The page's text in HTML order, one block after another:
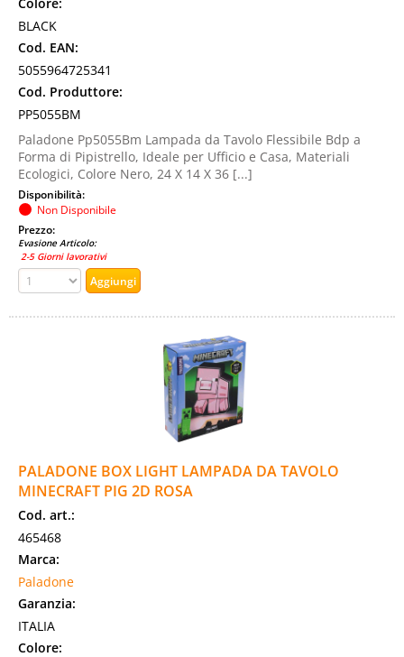
BLACK
Cod. EAN:
5055964725341
Cod. Produttore:
PP5055BM
Paladone Pp5055Bm Lampada da Tavolo Flessibile Bdp a
Forma di Pipistrello, Ideale per Ufficio e Casa, Materiali
Ecologici, Colore Nero, 24 X 14 X 36 [...]
Disponibilità:
Non Disponibile
Prezzo:
Evasione Articolo:
2-5 Giorni lavorativi
PALADONE BOX LIGHT LAMPADA DA TAVOLO
MINECRAFT PIG 2D ROSA
Cod. art.:
465468
Marca:
Paladone
Garanzia:
ITALIA
Colore: